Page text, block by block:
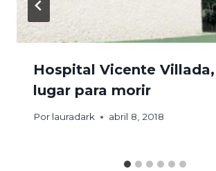
Hospital Vicente
lugar para morir
Por lauradark abril 8, 2018